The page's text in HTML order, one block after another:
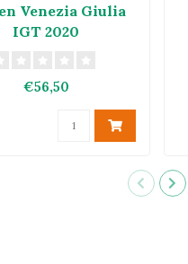
Venezia Giulia
IGT 2020
€56,50